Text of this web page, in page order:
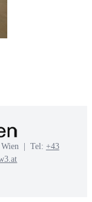
Wien | Tel: +43